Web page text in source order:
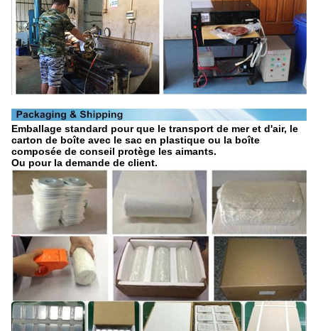
Emballage standard pour que le transport de mer et d'air, le
carton de boîte avec le sac en plastique ou la boîte
composée de conseil protège les aimants.
Ou pour la demande de client.